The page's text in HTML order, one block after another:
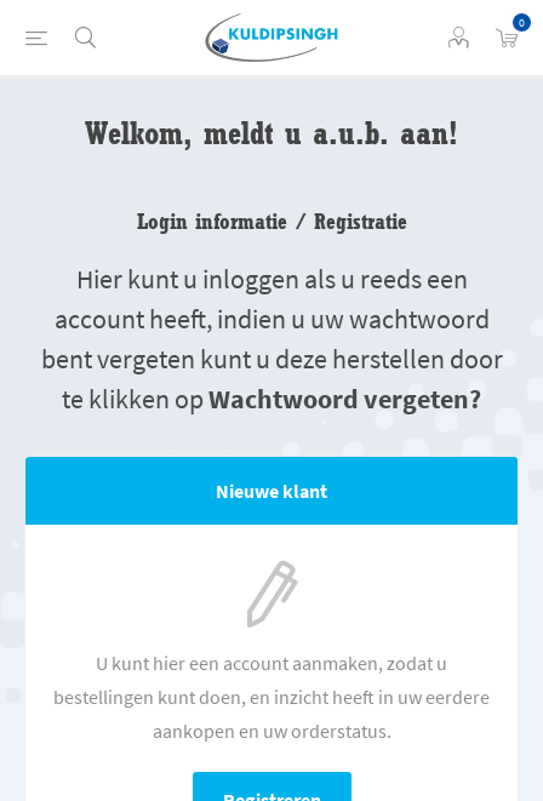
0
Welkom, meldt u a.u.b. aan!
Login informatie / Registratie
Hier kunt u inloggen als u reeds een
account heeft, indien u uw wachtwoord
bent vergeten kunt u deze herstellen door
te klikken opWachtwoord vergeten?
Nieuwe klant
U kunt hier een account aanmaken, zodat u
bestellingen kunt doen, en inzicht heeft in uw eerdere
aankopen en uw orderstatus.